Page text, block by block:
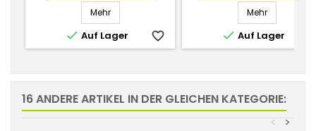
Mehr
 Auf Lager favorite_border
Mehr
 Auf Lager
16 ANDERE ARTIKEL IN DER GLEICHEN KATEGORIE:
>
<